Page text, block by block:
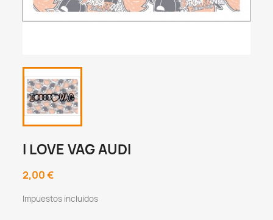
I LOVE VAG AUDI
2,00 €
Impuestos incluidos